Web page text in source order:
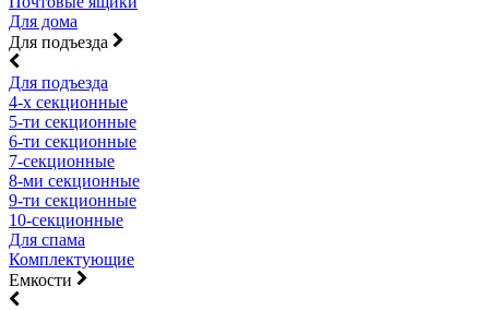
Для дома
Для подъезда
Для подъезда
4-х секционные
5-ти секционные
6-ти секционные
7-секционные
8-ми секционные
9-ти секционные
10-секционные
Для спама
Комплектующие
Емкости